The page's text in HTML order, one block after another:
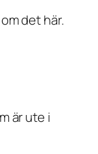
det här.
är ute i